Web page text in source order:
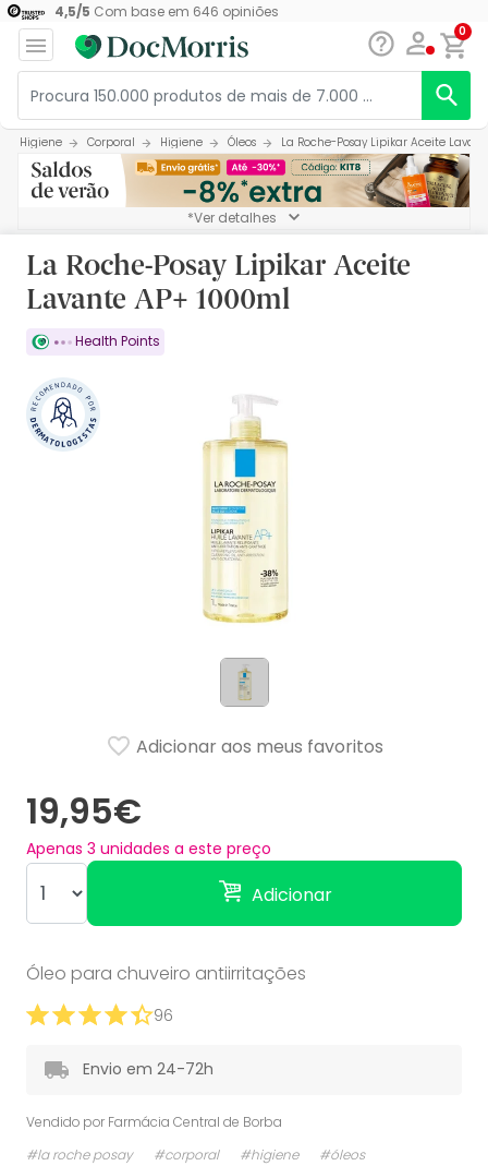
4,5/5 Com base em 646 opiniões
0
Higiene Corporal Higiene Óleos La Roche-Posay Lipikar Aceite
*Ver detalhes
La Roche-Posay Lipikar Aceite
Lavante AP+ 1000ml
Health Points
19,95€
Apenas 3 unidades a este preço
Adicionar
Adicionar aos meus favoritos
Óleo para chuveiro antiirritações
96
Envio em 24-72h
Vendido por Farmácia Central de Borba
#la roche posay
#corporal #higiene #óleos